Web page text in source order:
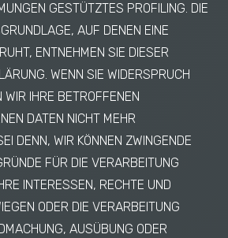
GESTÜTZTES PROFILING. DIE
AUF DENEN EINE
ENTNEHMEN SIE DIESER
WENN SIE WIDERSPRUCH
WIR IHRE BETROFFENEN
DATEN NICHT MEHR
DENN, WIR KÖNNEN ZWINGENDE
FÜR DIE VERARBEITUNG
INTERESSEN, RECHTE UND
ODER DIE VERARBEITUNG
AUSÜBUNG ODER